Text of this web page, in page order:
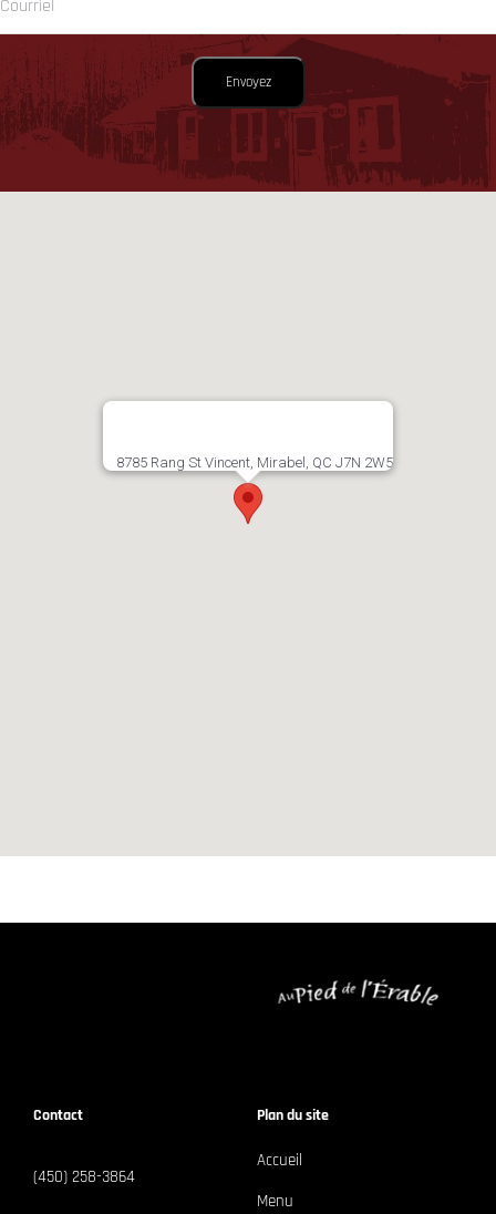
8785 Rang St Vincent, Mirabel, QC J7N 2W5
Contact
(450) 258-3864
Plan du site
Accueil
Menu